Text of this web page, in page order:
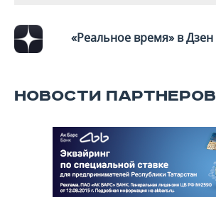
«Реальное время» в Дзен
НОВОСТИ ПАРТНЕРОВ